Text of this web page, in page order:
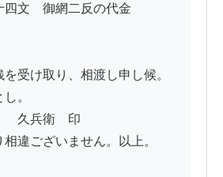
文　御網二反の代金
受け取り、相渡し申し候。
。
久兵衛　印
違ございません。以上。